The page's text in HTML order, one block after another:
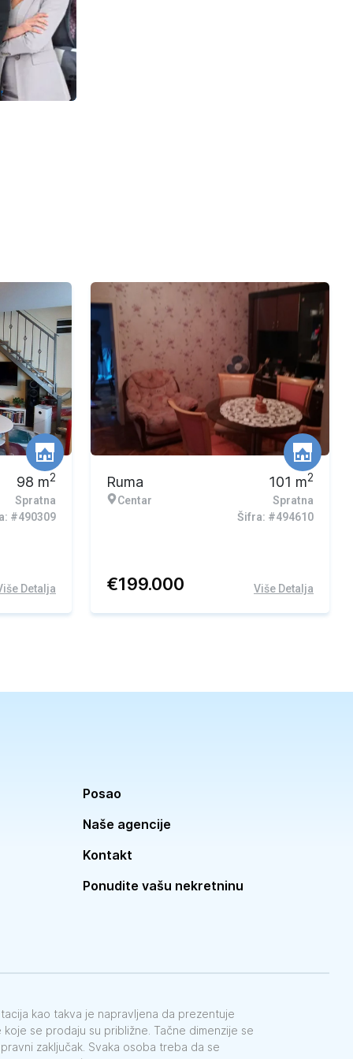
98 m2
Spratna
#490309
Detalja
Ruma
Centar
101 m2
Spratna
Šifra: #494610
€199.000 Više Detalja
Posao
Naše agencije
Kontakt
Ponudite vašu nekretninu
kao takva je napravljena da prezentuje
se prodaju su približne. Tačne dimenzije se
zaključak. Svaka osoba treba da se